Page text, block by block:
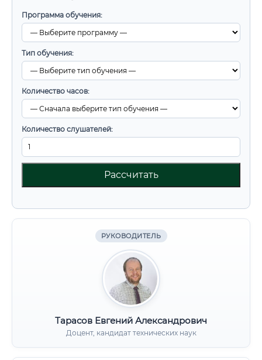
Программа обучения:
Тип обучения:
Количество часов:
Количество слушателей:
Рассчитать
РУКОВОДИТЕЛЬ
Тарасов Евгений Александрович
Доцент, кандидат технических наук